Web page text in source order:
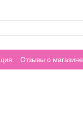
Отзывы о магазине